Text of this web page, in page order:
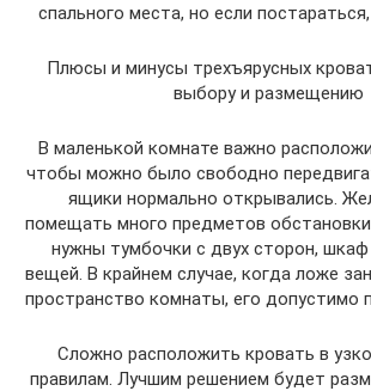
спального места, но если
Плюсы и минусы трехъярусных
выбору и размещению
В маленькой комнате важно
чтобы можно было свободно
ящики нормально открывались.
помещать много предметов
нужны тумбочки с двух сторон, шкаф
вещей. В крайнем случае, когда ложе
пространство комнаты, его допустимо
Сложно расположить кровать в
правилам. Лучшим решением будет